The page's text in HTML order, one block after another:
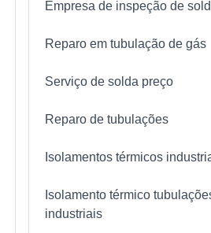
Empresa de inspeção de
Reparo em tubulação de gás
Serviço de solda preço
Reparo de tubulações
Isolamentos térmicos
Isolamento térmico
industriais